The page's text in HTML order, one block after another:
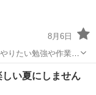
8月6日
りたい勉強や作業を
い夏にしません